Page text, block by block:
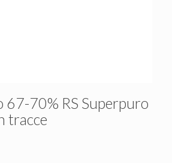
67-70% RS Superpuro
tracce